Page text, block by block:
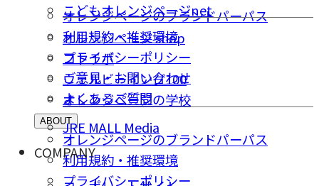
こどもオレンジページnet
オレンジページ shop
コトラボ
ウェルビーイング100
オレンジページの学校
JRE MALL Media
オレンジページのブランドパーパス
利用規約・推奨環境
プライバシーポリシー
ご意⾒・お問い合わせ
よくあるご質問
ABOUT
オレンジページのブランドパーパス
利用規約・推奨環境
プライバシーポリシー
COMPANY